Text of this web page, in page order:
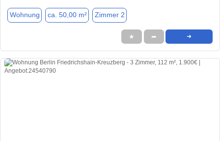
Wohnung ca. 50,00 m² Zimmer 2
★ ➦ ➜